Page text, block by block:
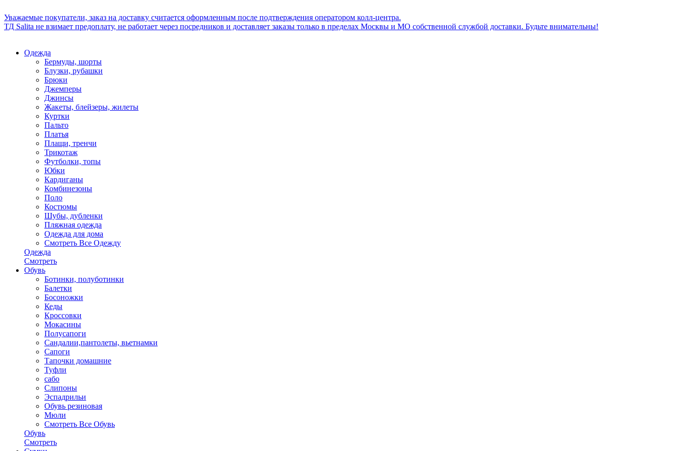
Уважаемые покупатели, заказ на доставку считается оформленным после подтверждения оператором колл-центра.
ТД Salita не взимает предоплату, не работает через посредников и доставляет заказы только в пределах Москвы и МО собственной службой доставки. Будьте внимательны!
Одежда
Бермуды, шорты
Блузки, рубашки
Брюки
Джемперы
Джинсы
Жакеты, блейзеры, жилеты
Куртки
Пальто
Платья
Плащи, тренчи
Трикотаж
Футболки, топы
Юбки
Кардиганы
Комбинезоны
Поло
Костюмы
Шубы, дубленки
Пляжная одежда
Одежда для дома
Смотреть Все Одежду
Одежда
Смотреть
Обувь
Ботинки, полуботинки
Балетки
Босоножки
Кеды
Кроссовки
Мокасины
Полусапоги
Сандалии,пантолеты, вьетнамки
Сапоги
Тапочки домашние
Туфли
сабо
Слипоны
Эспадрильи
Обувь резиновая
Мюли
Смотреть Все Обувь
Обувь
Смотреть